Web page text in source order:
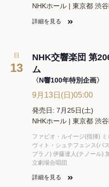
NHKホール | 東京都 渋
詳細を見る
日
13
NHK交響楽団 第
ム
〈N響100年特別企画〉
9月13日(日)05:00
発売日: 7月25日(土)
NHKホール | 東京都 渋
ファビオ・ルイージ(指揮)
ヴィト・シュテフェンス(バ
プラノ) 伊藤達人(テノール)
立劇場合唱団
詳細を見る